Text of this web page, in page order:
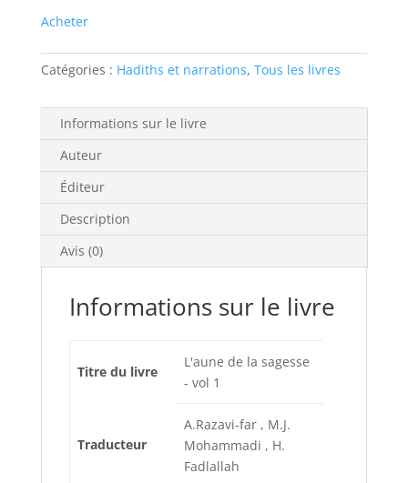
Acheter
Catégories : Hadiths et narrations, Tous les livres
Informations sur le livre
Auteur
Éditeur
Description
Avis (0)
Informations sur le livre
Titre du livre
L'aune de la sagesse
- vol 1
Traducteur
A.Razavi-far , M.J.
Mohammadi , H.
Fadlallah